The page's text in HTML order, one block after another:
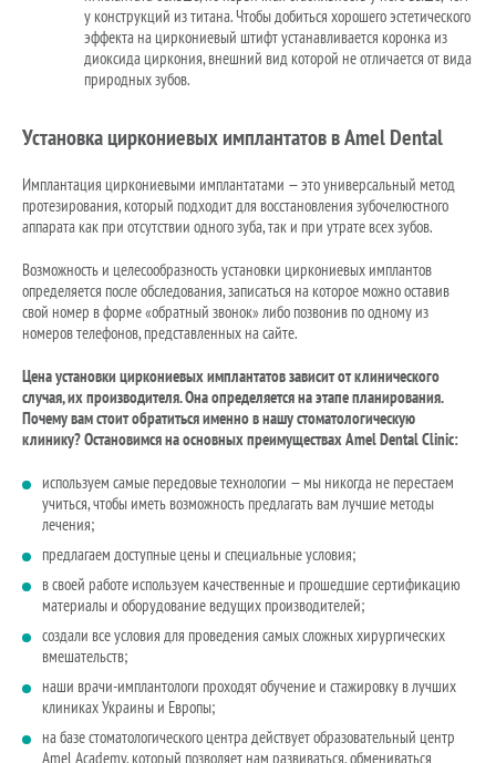
у конструкций из титана. Чтобы добиться хорошего эстетического
эффекта на циркониевый штифт устанавливается коронка из
диоксида циркония, внешний вид которой не отличается от вида
природных зубов.
Установка циркониевых имплантатов в Аmel Dental
Имплантация циркониевыми имплантатами — это универсальный метод
протезирования, который подходит для восстановления зубочелюстного
аппарата как при отсутствии одного зуба, так и при утрате всех зубов.
Возможность и целесообразность установки циркониевых имплантов
определяется после обследования, записаться на которое можно оставив
свой номер в форме «обратный звонок» либо позвонив по одному из
номеров телефонов, представленных на сайте.
Цена установки циркониевых имплантатов зависит от клинического
случая, их производителя. Она определяется на этапе планирования.
Почему вам стоит обратиться именно в нашу стоматологическую
клинику? Остановимся на основных преимуществах Amel Dental Clinic:
используем самые передовые технологии — мы никогда не перестаем
учиться, чтобы иметь возможность предлагать вам лучшие методы
лечения;
предлагаем доступные цены и специальные условия;
в своей работе используем качественные и прошедшие сертификацию
материалы и оборудование ведущих производителей;
создали все условия для проведения самых сложных хирургических
вмешательств;
наши врачи-имплантологи проходят обучение и стажировку в лучших
клиниках Украины и Европы;
на базе стоматологического центра действует образовательный центр
Amel Academy, который позволяет нам развиваться, обмениваться